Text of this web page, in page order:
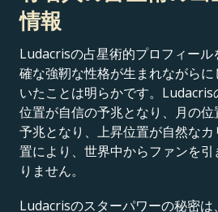
情報
Ludacrisの占星術的プロフィール
確な強靭な性格が生まれながらに
いたことは明らかです。Ludacris
位置が自信の予兆となり、月の位
予兆となり、上昇位置が自然なカ
置により、世界中からファンを引
りません。
Ludacrisのスターパワーの秘密は